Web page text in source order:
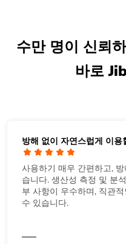
수만 명이 신뢰
바로
방해 없이 자연스럽게 이용
사용하기 매우 간편하고,
습니다. 생산성 측정 및 분
부 사항이 우수하며, 직관
수 있습니다.